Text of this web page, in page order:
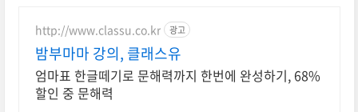
http://www.classu.co.kr 광고
밤부마마 강의, 클래스유
엄마표 한글떼기로 문해력까지 한번에 완성하기, 68%
할인 중 문해력